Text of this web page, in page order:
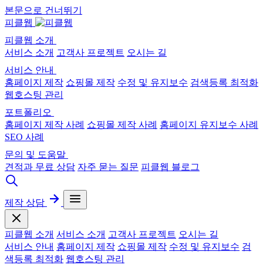
본문으로 건너뛰기
피클웹
피클웹 소개
서비스 소개 고객사 프로젝트 오시는 길
서비스 안내
홈페이지 제작 쇼핑몰 제작 수정 및 유지보수 검색등록 최적화
웹호스팅 관리
포트폴리오
홈페이지 제작 사례 쇼핑몰 제작 사례 홈페이지 유지보수 사례
SEO 사례
문의 및 도움말
견적과 무료 상담 자주 묻는 질문 피클웹 블로그
제작 상담
피클웹 소개 서비스 소개 고객사 프로젝트 오시는 길
서비스 안내 홈페이지 제작 쇼핑몰 제작 수정 및 유지보수 검
색등록 최적화 웹호스팅 관리